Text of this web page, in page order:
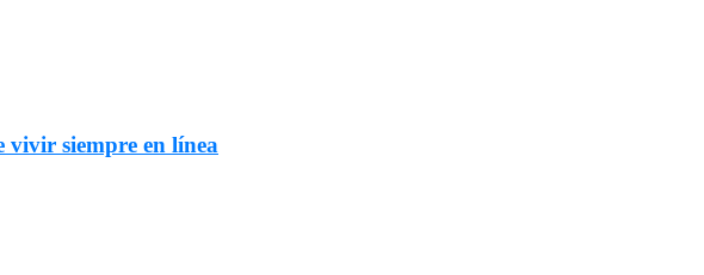
vivir siempre en línea